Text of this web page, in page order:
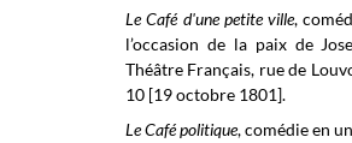
Le Café d'une petite ville,
l’occasion de la paix de
Théâtre Français, rue de
10 [19 octobre 1801].
Le Café politique, comédie en